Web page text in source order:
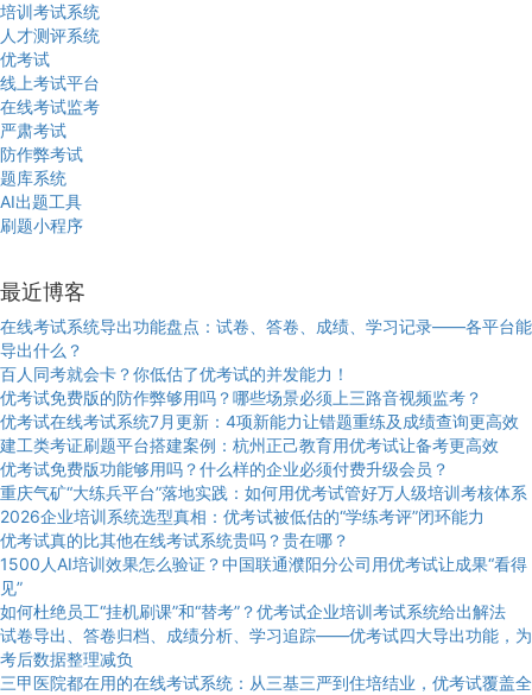
培训考试系统
人才测评系统
优考试
线上考试平台
在线考试监考
严肃考试
防作弊考试
题库系统
AI出题工具
刷题小程序
最近博客
在线考试系统导出功能盘点：试卷、答卷、成绩、学习记录——各平台能
导出什么？
百人同考就会卡？你低估了优考试的并发能力！
优考试免费版的防作弊够用吗？哪些场景必须上三路音视频监考？
优考试在线考试系统7月更新：4项新能力让错题重练及成绩查询更高效
建工类考证刷题平台搭建案例：杭州正己教育用优考试让备考更高效
优考试免费版功能够用吗？什么样的企业必须付费升级会员？
重庆气矿“大练兵平台”落地实践：如何用优考试管好万人级培训考核体系
2026企业培训系统选型真相：优考试被低估的“学练考评”闭环能力
优考试真的比其他在线考试系统贵吗？贵在哪？
1500人AI培训效果怎么验证？中国联通濮阳分公司用优考试让成果“看得
见”
如何杜绝员工“挂机刷课”和“替考”？优考试企业培训考试系统给出解法
试卷导出、答卷归档、成绩分析、学习追踪——优考试四大导出功能，为
考后数据整理减负
三甲医院都在用的在线考试系统：从三基三严到住培结业，优考试覆盖全